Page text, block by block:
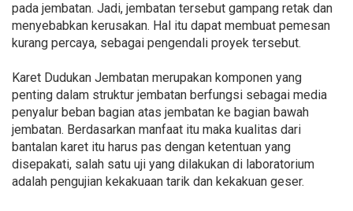
pada jembatan. Jadi, jembatan tersebut gampang retak dan
menyebabkan kerusakan. Hal itu dapat membuat pemesan
kurang percaya, sebagai pengendali proyek tersebut.
Karet Dudukan Jembatan merupakan komponen yang
penting dalam struktur jembatan berfungsi sebagai media
penyalur beban bagian atas jembatan ke bagian bawah
jembatan. Berdasarkan manfaat itu maka kualitas dari
bantalan karet itu harus pas dengan ketentuan yang
disepakati, salah satu uji yang dilakukan di laboratorium
adalah pengujian kekakuaan tarik dan kekakuan geser.